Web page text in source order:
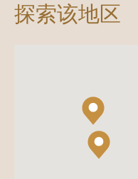
探索该地区